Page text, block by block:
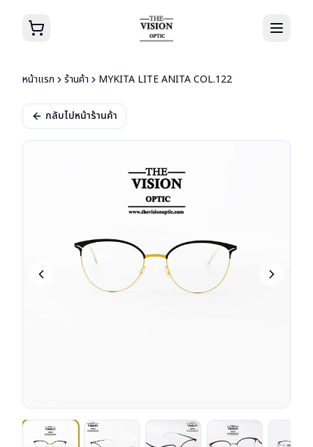
หน้าแรก ร้านค้า MYKITA LITE ANITA COL.122
กลับไปหน้าร้านค้า